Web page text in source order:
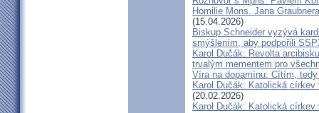
Homilie Mons. Jana
(15.04.2026)
Biskup Schneider vyzývá
smýšlením, aby podpořili
Karol Dučák: Revolta
trvalým mementem pro
Víra na dopamínu: Cítím,
Karol Dučák: Katolická
(20.02.2026)
Karol Dučák: Katolická